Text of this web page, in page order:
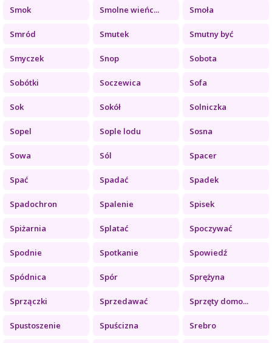
Smok Smolne wieńc... Smoła
Smród Smutek Smutny być
Smyczek Snop Sobota
Sobótki Soczewica Sofa
Sok Sokół Solniczka
Sopel Sople lodu Sosna
Sowa Sól Spacer
Spać Spadać Spadek
Spadochron Spalenie Spisek
Spiżarnia Splatać Spoczywać
Spodnie Spotkanie Spowiedź
Spódnica Spór Sprężyna
Sprzączki Sprzedawać Sprzęty domo...
Spustoszenie Spuścizna Srebro